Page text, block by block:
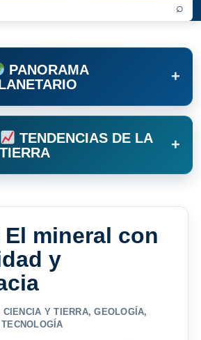
⌕
PANORAMA
+
TENDENCIAS DE LA
TIERRA
+
mineral con
y
CIENCIA Y TIERRA,GEOLOGÍA,